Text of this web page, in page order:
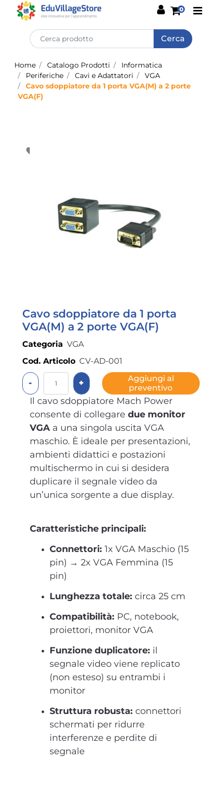
0
Home Catalogo Prodotti
Informatica
Periferiche
Cavi e Adattatori
VGA
Cavo sdoppiatore da 1 porta VGA(M) a 2 porte
VGA(F)
Cavo sdoppiatore da 1 porta
VGA(M) a 2 porte VGA(F)
Categoria VGA
Cod. Articolo CV-AD-001
Quantità
Aggiungi al
preventivo
Il cavo sdoppiatore Mach Power
consente di collegare due monitor
VGA a una singola uscita VGA
maschio. È ideale per presentazioni,
ambienti didattici e postazioni
multischermo in cui si desidera
duplicare il segnale video da
un’unica sorgente a due display.
Caratteristiche principali:
Connettori: 1x VGA Maschio (15
pin) → 2x VGA Femmina (15
pin)
Lunghezza totale: circa 25 cm
Compatibilità: PC, notebook,
proiettori, monitor VGA
Funzione duplicatore: il
segnale video viene replicato
(non esteso) su entrambi i
monitor
Struttura robusta: connettori
schermati per ridurre
interferenze e perdite di
segnale